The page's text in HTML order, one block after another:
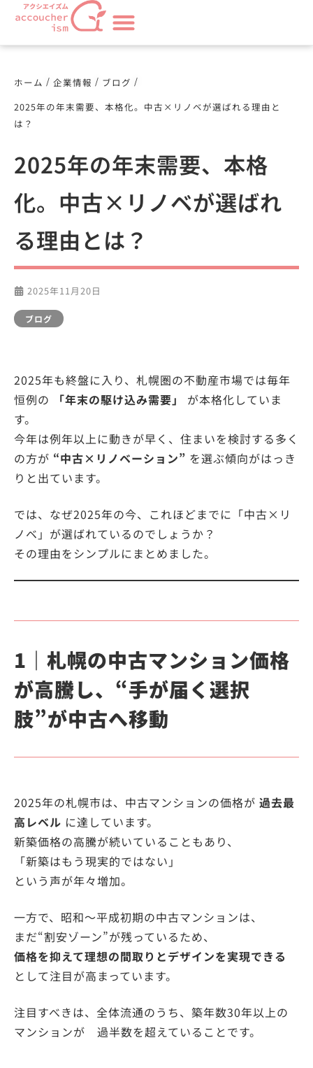
ホーム / 企業情報 / ブログ /
2025年の年末需要、本格化。中古×リノベが選ばれる理由と
は？
2025年の年末需要、本格
化。中古×リノベが選ばれ
る理由とは？
2025年11月20日
ブログ
2025年も終盤に入り、札幌圏の不動産市場では毎年
恒例の
「年末の駆け込み需要」
が本格化していま
す。
今年は例年以上に動きが早く、住まいを検討する多く
の方が “中古×リノベーション” を選ぶ傾向がはっき
りと出ています。
では、なぜ2025年の今、これほどまでに「中古×リ
ノベ」が選ばれているのでしょうか？
その理由をシンプルにまとめました。
1｜札幌の中古マンション価格
が高騰し、“手が届く選択
肢”が中古へ移動
2025年の札幌市は、中古マンションの価格が 過去最
高レベル に達しています。
新築価格の高騰が続いていることもあり、
「新築はもう現実的ではない」
という声が年々増加。
一方で、昭和～平成初期の中古マンションは、
まだ“割安ゾーン”が残っているため、
価格を抑えて理想の間取りとデザインを実現できる
として注目が高まっています。
注目すべきは、全体流通のうち、築年数30年以上の
マンションが 過半数を超えていることです。